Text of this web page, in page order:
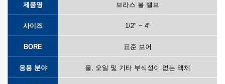
제품명 브라스 볼 밸브
사이즈 1/2" ~ 4"
BORE 표준 보어
응용 분야 물, 오일 및 기타 부식성이 없는 액체